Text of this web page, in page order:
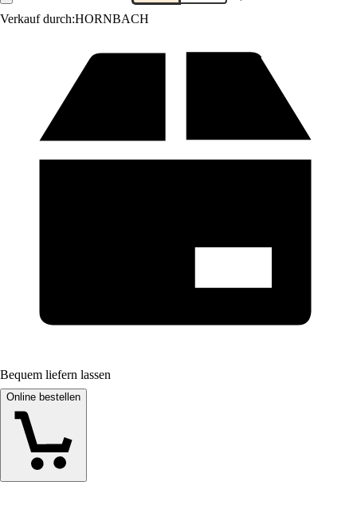
Verkauf durch:HORNBACH
Bequem liefern lassen
Online bestellen